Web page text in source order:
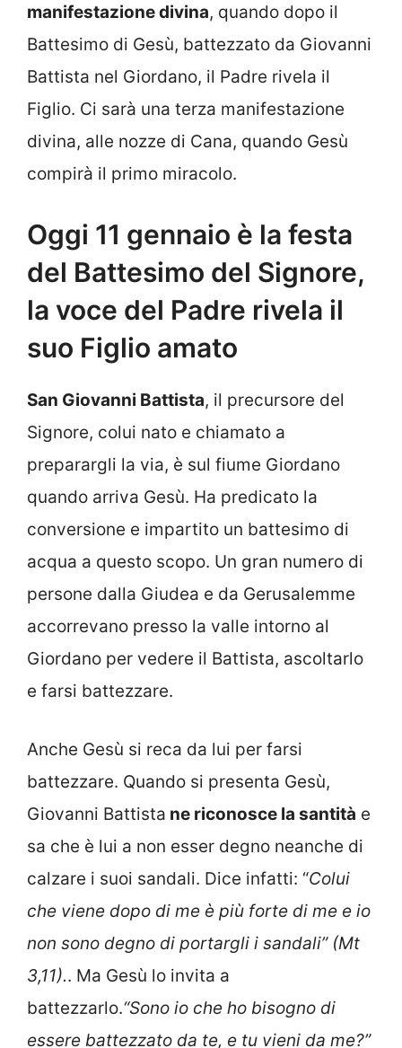
manifestazione divina, quando dopo il
Battesimo di Gesù, battezzato da Giovanni
Battista nel Giordano, il Padre rivela il
Figlio. Ci sarà una terza manifestazione
divina, alle nozze di Cana, quando Gesù
compirà il primo miracolo.
Oggi 11 gennaio è la festa
del Battesimo del Signore,
la voce del Padre rivela il
suo Figlio amato
San Giovanni Battista, il precursore del
Signore, colui nato e chiamato a
preparargli la via, è sul fiume Giordano
quando arriva Gesù. Ha predicato la
conversione e impartito un battesimo di
acqua a questo scopo. Un gran numero di
persone dalla Giudea e da Gerusalemme
accorrevano presso la valle intorno al
Giordano per vedere il Battista, ascoltarlo
e farsi battezzare.
Anche Gesù si reca da lui per farsi
battezzare. Quando si presenta Gesù,
Giovanni Battista ne riconosce la santità e
sa che è lui a non esser degno neanche di
calzare i suoi sandali. Dice infatti: “Colui
che viene dopo di me è più forte di me e io
non sono degno di portargli i sandali” (Mt
3,11).. Ma Gesù lo invita a
battezzarlo.“Sono io che ho bisogno di
essere battezzato da te, e tu vieni da me?”